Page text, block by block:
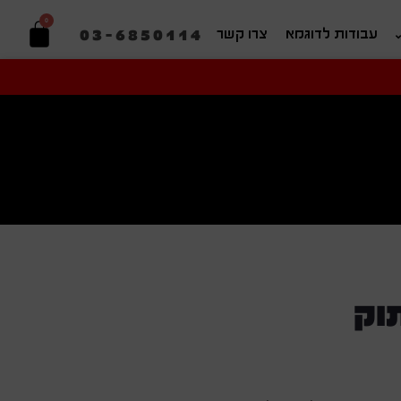
עבודות לדוגמא צרו קשר 03-6850114
0